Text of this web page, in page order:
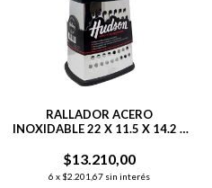
RALLADOR ACERO
INOXIDABLE 22 X 11.5 X 14.2 4
$13.210,00
6 x $2.201,67 sin interés